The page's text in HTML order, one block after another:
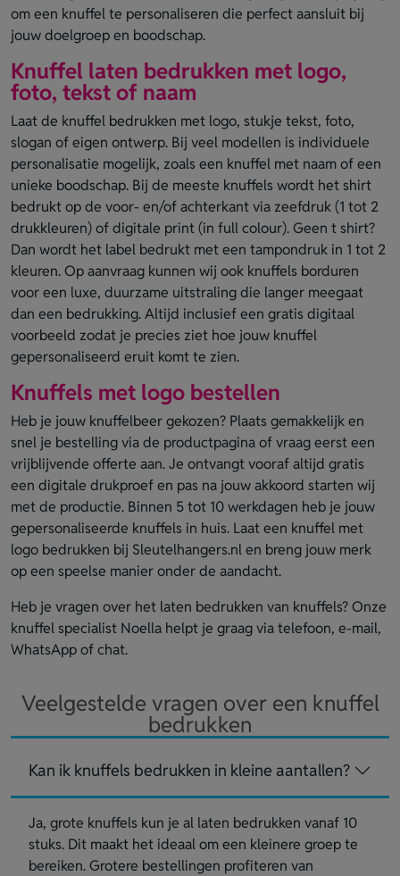
om een knuffel te personaliseren die perfect aansluit bij
jouw doelgroep en boodschap.
Knuffel laten bedrukken met logo,
foto, tekst of naam
Laat de knuffel bedrukken met logo, stukje tekst, foto,
slogan of eigen ontwerp. Bij veel modellen is individuele
personalisatie mogelijk, zoals een knuffel met naam of een
unieke boodschap. Bij de meeste knuffels wordt het shirt
bedrukt op de voor- en/of achterkant via zeefdruk (1 tot 2
drukkleuren) of digitale print (in full colour). Geen t shirt?
Dan wordt het label bedrukt met een tampondruk in 1 tot 2
kleuren. Op aanvraag kunnen wij ook knuffels borduren
voor een luxe, duurzame uitstraling die langer meegaat
dan een bedrukking. Altijd inclusief een gratis digitaal
voorbeeld zodat je precies ziet hoe jouw knuffel
gepersonaliseerd eruit komt te zien.
Knuffels met logo bestellen
Heb je jouw knuffelbeer gekozen? Plaats gemakkelijk en
snel je bestelling via de productpagina of vraag eerst een
vrijblijvende offerte aan. Je ontvangt vooraf altijd gratis
een digitale drukproef en pas na jouw akkoord starten wij
met de productie. Binnen 5 tot 10 werkdagen heb je jouw
gepersonaliseerde knuffels in huis. Laat een knuffel met
logo bedrukken bij Sleutelhangers.nl en breng jouw merk
op een speelse manier onder de aandacht.
Heb je vragen over het laten bedrukken van knuffels? Onze
knuffel specialist Noella helpt je graag via telefoon, e-mail,
WhatsApp of chat.
Veelgestelde vragen over een knuffel
bedrukken
Kan ik knuffels bedrukken in kleine aantallen?
Ja, grote knuffels kun je al laten bedrukken vanaf 10
stuks. Dit maakt het ideaal om een kleinere groep te
bereiken. Grotere bestellingen profiteren van